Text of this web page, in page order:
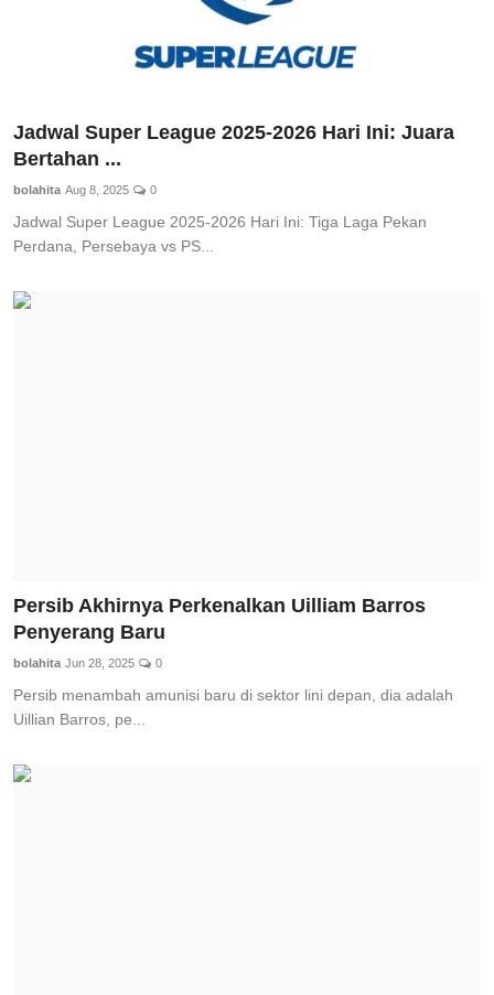
Jadwal Super League 2025-2026 Hari Ini: Juara
Bertahan ...
bolahita Aug 8, 2025 0
Jadwal Super League 2025-2026 Hari Ini: Tiga Laga Pekan
Perdana, Persebaya vs PS...
Persib Akhirnya Perkenalkan Uilliam Barros
Penyerang Baru
bolahita Jun 28, 2025 0
Persib menambah amunisi baru di sektor lini depan, dia adalah
Uillian Barros, pe...